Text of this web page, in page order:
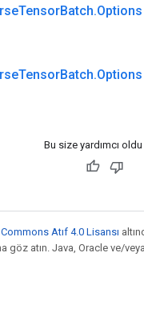
TensorBatch.Options
TensorBatch.Options
Bu size yardımcı
Atıf 4.0 Lisansı
göz atın. Java, Oracle ve/